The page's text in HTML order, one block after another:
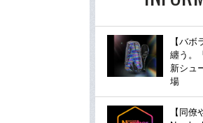
【バ
纏う。
新シュ
場
【同僚